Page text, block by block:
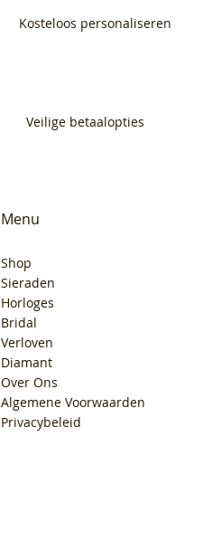
Kosteloos personaliseren
Veilige betaalopties
Menu
Shop
Sieraden
Horloges
Bridal
Verloven
Diamant
Over Ons
Algemene Voorwaarden
Privacybeleid